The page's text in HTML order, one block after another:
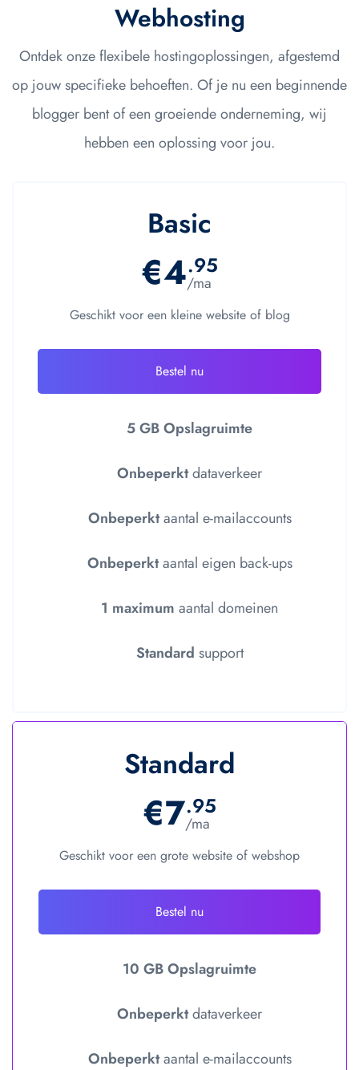
Webhosting
Ontdek onze flexibele hostingoplossingen, afgestemd
op jouw specifieke behoeften. Of je nu een beginnende
blogger bent of een groeiende onderneming, wij
hebben een oplossing voor jou.
Basic
€4/ma
.95
Geschikt voor een kleine website of blog
Bestel nu
5 GB Opslagruimte
Onbeperktdataverkeer
Onbeperktaantal e-mailaccounts
Onbeperktaantal eigen back-ups
1 maximum aantal domeinen
Standard support
Standard
€7/ma
.95
Geschikt voor een grote website of webshop
Bestel nu
10 GB Opslagruimte
Onbeperktdataverkeer
Onbeperktaantal e-mailaccounts